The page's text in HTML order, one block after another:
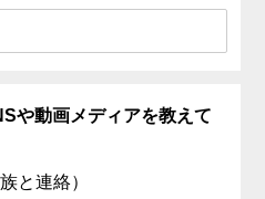
や動画メディアを教えて
と連絡）